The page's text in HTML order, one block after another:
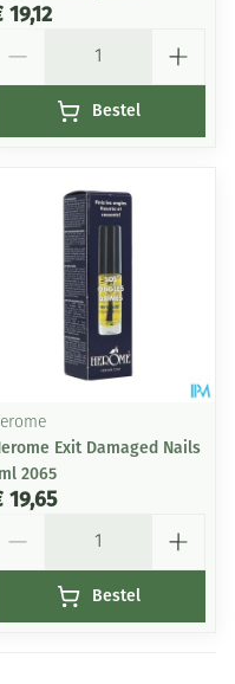
19,12
Bestel
Exit Damaged Nails
2065
19,65
Bestel